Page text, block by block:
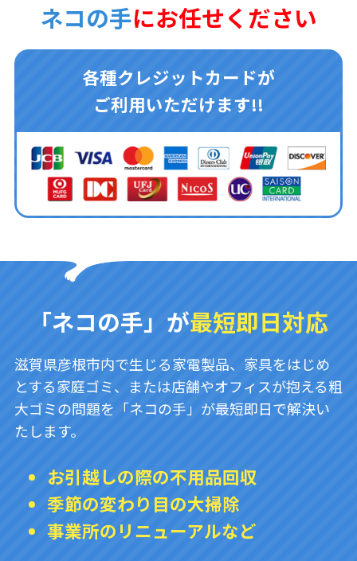
ネコの手にお任せください
各種クレジットカードが
ご利用いただけます!!
「ネコの手」が最短即日対応
滋賀県彦根市内で生じる家電製品、家具をはじめ
とする家庭ゴミ、または店舗やオフィスが抱える粗
大ゴミの問題を「ネコの手」が最短即日で解決い
たします。
お引越しの際の不用品回収
季節の変わり目の大掃除
事業所のリニューアルなど